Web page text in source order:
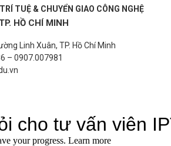
TUỆ & CHUYỂN GIAO CÔNG NGHỆ
HỒ CHÍ MINH
Linh Xuân, TP. Hồ Chí Minh
– 0907.007981